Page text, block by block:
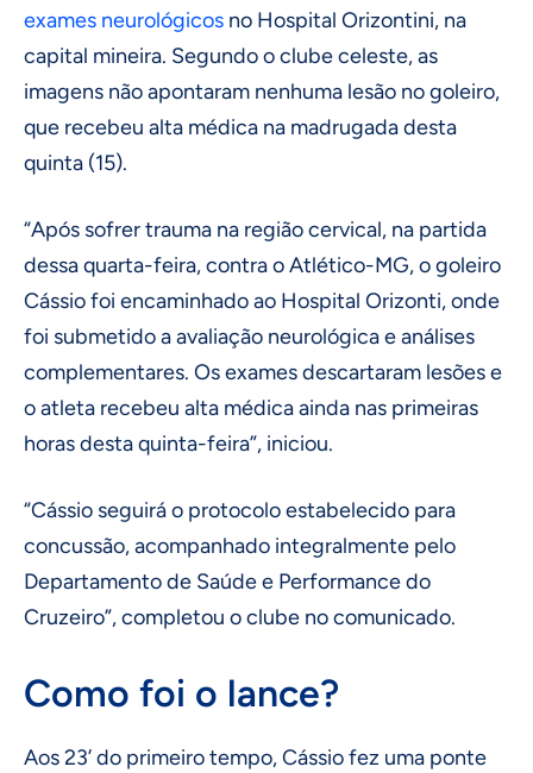
exames neurológicos no Hospital Orizontini, na
capital mineira. Segundo o clube celeste, as
imagens não apontaram nenhuma lesão no goleiro,
que recebeu alta médica na madrugada desta
quinta (15).
“Após sofrer trauma na região cervical, na partida
dessa quarta-feira, contra o Atlético-MG, o goleiro
Cássio foi encaminhado ao Hospital Orizonti, onde
foi submetido a avaliação neurológica e análises
complementares. Os exames descartaram lesões e
o atleta recebeu alta médica ainda nas primeiras
horas desta quinta-feira”, iniciou.
“Cássio seguirá o protocolo estabelecido para
concussão, acompanhado integralmente pelo
Departamento de Saúde e Performance do
Cruzeiro”, completou o clube no comunicado.
Como foi o lance?
Aos 23’ do primeiro tempo, Cássio fez uma ponte